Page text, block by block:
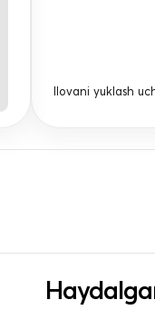
Ilovani yuklash